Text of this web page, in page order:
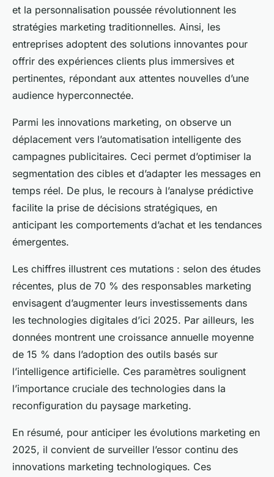
et la personnalisation poussée révolutionnent les
stratégies marketing traditionnelles. Ainsi, les
entreprises adoptent des solutions innovantes pour
offrir des expériences clients plus immersives et
pertinentes, répondant aux attentes nouvelles d’une
audience hyperconnectée.
Parmi les innovations marketing, on observe un
déplacement vers l’automatisation intelligente des
campagnes publicitaires. Ceci permet d’optimiser la
segmentation des cibles et d’adapter les messages en
temps réel. De plus, le recours à l’analyse prédictive
facilite la prise de décisions stratégiques, en
anticipant les comportements d’achat et les tendances
émergentes.
Les chiffres illustrent ces mutations : selon des études
récentes, plus de 70 % des responsables marketing
envisagent d’augmenter leurs investissements dans
les technologies digitales d’ici 2025. Par ailleurs, les
données montrent une croissance annuelle moyenne
de 15 % dans l’adoption des outils basés sur
l’intelligence artificielle. Ces paramètres soulignent
l’importance cruciale des technologies dans la
reconfiguration du paysage marketing.
En résumé, pour anticiper les évolutions marketing en
2025, il convient de surveiller l’essor continu des
innovations marketing technologiques. Ces